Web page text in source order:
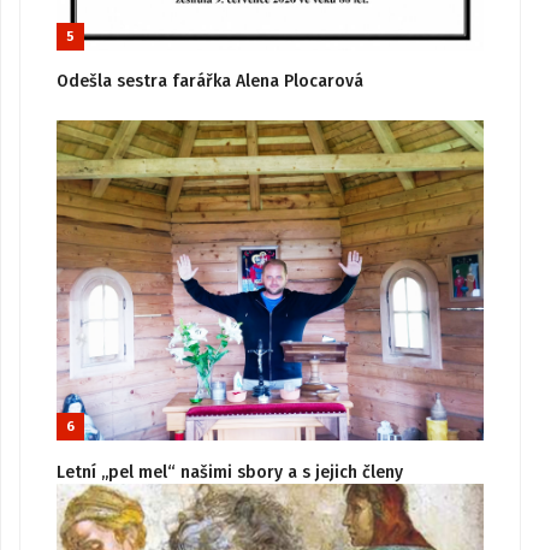
5
Odešla sestra farářka Alena Plocarová
6
Letní „pel mel“ našimi sbory a s jejich členy